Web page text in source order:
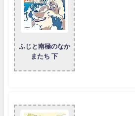
ふじと南極のなか
またち 下